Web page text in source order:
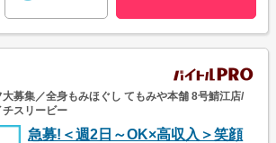
大募集／全身もみほぐし てもみや本舗 8号鯖江店/
チスリービー
急募!＜週2日～OK×高収入＞笑顔